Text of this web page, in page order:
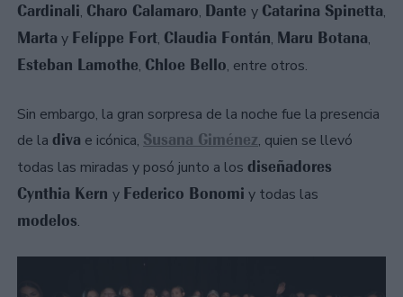
Cardinali, Charo Calamaro, Dante y Catarina Spinetta,
Marta y Felíppe Fort, Claudia Fontán, Maru Botana,
Esteban Lamothe, Chloe Bello, entre otros.
Sin embargo, la gran sorpresa de la noche fue la presencia
de la diva e icónica, Susana Giménez, quien se llevó
todas las miradas y posó junto a los diseñadores
Cynthia Kern y Federico Bonomi y todas las
modelos.